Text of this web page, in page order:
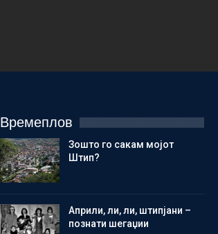
Времеплов
Зошто го сакам мојот
Штип?
Aприли, ли, ли, штипјани –
познати шегаџии